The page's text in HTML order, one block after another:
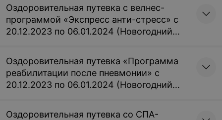
Оздоровительная путевка с велнес-
программой «Экспресс анти-стресс» с
20.12.2023 по 06.01.2024 (Новогодний
Оздоровительная путевка «Программа
реабилитации после пневмонии» с
20.12.2023 по 06.01.2024 (Новогодний
Оздоровительная путевка со СПА-